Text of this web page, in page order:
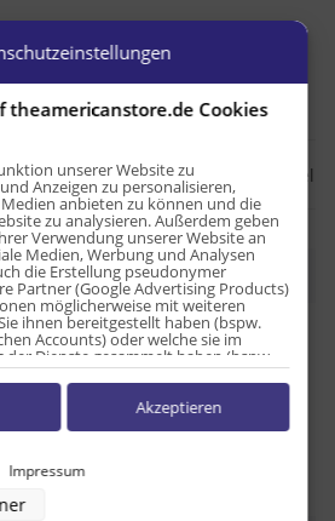
Frage zum Artikel
0,06 kg
theamericanstore.de Cookies
unserer Website zu
Anzeigen zu personalisieren,
anbieten zu können und die
zu analysieren. Außerdem geben
Verwendung unserer Website an
Medien, Werbung und Analysen
die Erstellung pseudonymer
Partner (Google Advertising Products)
möglicherweise mit weiteren
ihnen bereitgestellt haben (bspw.
Accounts) oder welche sie im
Dienste gesammelt haben (bspw.
Geräte). Ihre Einwilligung zur Nutzung
können Sie jederzeit widerrufen,
Button links unten klicken und
Anpassungen vornehmen.
durch unsere Partner:
Daten zur Auswahl von Werbeanzeigen
Impressum
Akzeptieren